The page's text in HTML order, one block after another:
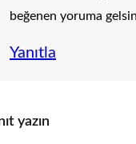
beğenen yoruma
Yanıtla
yazın